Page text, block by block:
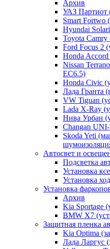
Архив
УАЗ Партиот
Smart Fortwo
Hyundai
Toyota Camry
Ford Focus 2
Honda
Nissan
EC6.5)
Honda Civic
Лада Гранта
VW Tiguan
Lada X-Ray
Нива Урбан
Changan
Skoda Yeti
Автосвет и
Подсветка
Установка
Установка
Установка
Архив
Kia Sportage
BMW X7
Защитная пленка
Kia Optima
Лада Ларгус